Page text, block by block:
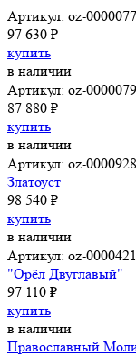
Артикул: oz-
97 630 ₽
купить
в наличии
Артикул: oz-
87 880 ₽
купить
в наличии
Артикул: oz-
Златоуст
98 540 ₽
купить
в наличии
Артикул: oz-
"Орёл Двуглавый"
97 110 ₽
купить
в наличии
Православный